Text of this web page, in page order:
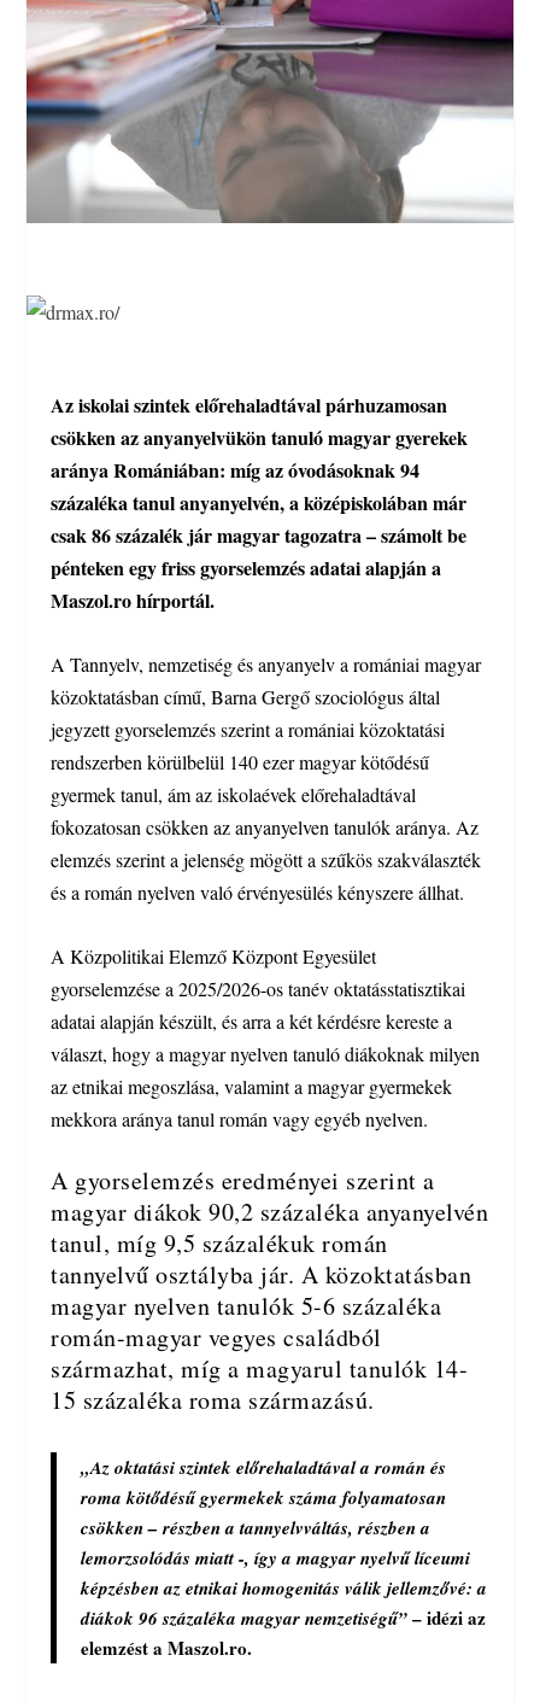
Az iskolai szintek előrehaladtával párhuzamosan
csökken az anyanyelvükön tanuló magyar gyerekek
aránya Romániában: míg az óvodásoknak 94
százaléka tanul anyanyelvén, a középiskolában már
csak 86 százalék jár magyar tagozatra – számolt be
pénteken egy friss gyorselemzés adatai alapján a
Maszol.ro hírportál.
A Tannyelv, nemzetiség és anyanyelv a romániai magyar
közoktatásban című, Barna Gergő szociológus által
jegyzett gyorselemzés szerint a romániai közoktatási
rendszerben körülbelül 140 ezer magyar kötődésű
gyermek tanul, ám az iskolaévek előrehaladtával
fokozatosan csökken az anyanyelven tanulók aránya. Az
elemzés szerint a jelenség mögött a szűkös szakválaszték
és a román nyelven való érvényesülés kényszere állhat.
A Közpolitikai Elemző Központ Egyesület
gyorselemzése a 2025/2026-os tanév oktatásstatisztikai
adatai alapján készült, és arra a két kérdésre kereste a
választ, hogy a magyar nyelven tanuló diákoknak milyen
az etnikai megoszlása, valamint a magyar gyermekek
mekkora aránya tanul román vagy egyéb nyelven.
A gyorselemzés eredményei szerint a
magyar diákok 90,2 százaléka anyanyelvén
tanul, míg 9,5 százalékuk román
tannyelvű osztályba jár. A közoktatásban
magyar nyelven tanulók 5-6 százaléka
román-magyar vegyes családból
származhat, míg a magyarul tanulók 14-
15 százaléka roma származású.
„Az oktatási szintek előrehaladtával a román és
roma kötődésű gyermekek száma folyamatosan
csökken – részben a tannyelvváltás, részben a
lemorzsolódás miatt -, így a magyar nyelvű líceumi
képzésben az etnikai homogenitás válik jellemzővé: a
diákok 96 százaléka magyar nemzetiségű”– idézi az
elemzést a Maszol.ro.